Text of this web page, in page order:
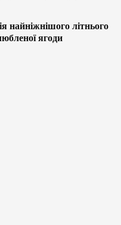
найніжнішого літнього
ягоди